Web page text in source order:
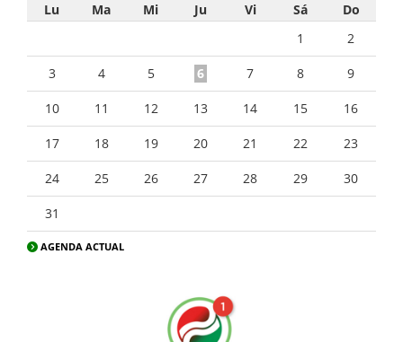
Lu Ma Mi Ju Vi Sá
Do
1
2
3 4 5 6 7 8 9
10 11 12 13 14 15 16
17 18 19 20 21 22 23
24 25 26 27 28 29 30
31
AGENDA ACTUAL